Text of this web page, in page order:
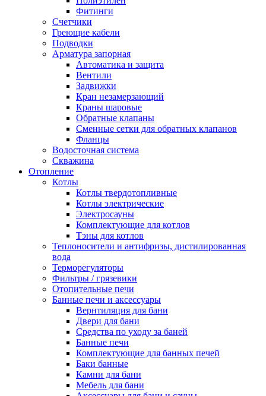
Фитинги
Счетчики
Греющие кабели
Подводки
Арматура запорная
Автоматика и защита
Вентили
Задвижки
Кран незамерзающий
Краны шаровые
Обратные клапаны
Сменные сетки для обратных клапанов
Фланцы
Водосточная система
Скважина
Отопление
Котлы
Котлы твердотопливные
Котлы электрические
Электросауны
Комплектующие для котлов
Тэны для котлов
Теплоносители и антифризы, дистилированная
вода
Терморегуляторы
Фильтры / грязевики
Отопительные печи
Банные печи и аксессуары
Вернтиляция для бани
Двери для бани
Средства по уходу за баней
Банные печи
Комплектующие для банных печей
Баки банные
Камни для бани
Мебель для бани